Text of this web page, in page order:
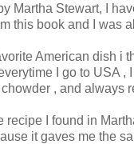
Martha Stewart, I
this book and I was
American dish i
I go to USA ,
, and always
recipe I found in
it gaves me the